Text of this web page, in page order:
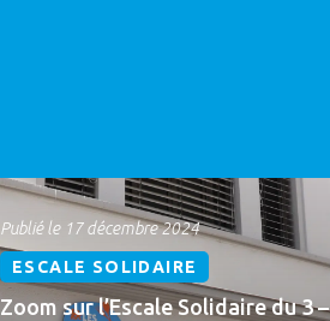
Publié le 17 décembre 2024
ESCALE SOLIDAIRE
Zoom sur l’Escale Solidaire du 3 –